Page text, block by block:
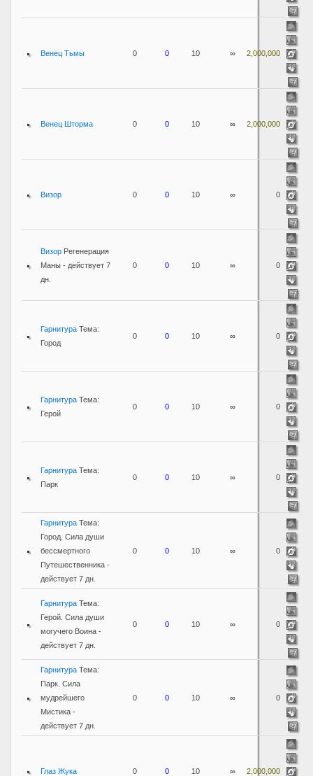
Венец Тьмы 0 0 10 ∞ 2,000,000
Венец Шторма 0 0 10 ∞ 2,000,000
Визор 0 0 10 ∞ 0
Визор Регенерация
Маны - действует 7
дн.
0 0 10 ∞ 0
Гарнитура Тема:
Город
0 0 10 ∞ 0
Гарнитура Тема:
Герой
0 0 10 ∞ 0
Гарнитура Тема:
Парк
0 0 10 ∞ 0
Гарнитура Тема:
Город. Сила души
бессмертного
Путешественника -
действует 7 дн.
0 0 10 ∞ 0
Гарнитура Тема:
Герой. Сила души
могучего Воина -
действует 7 дн.
0 0 10 ∞ 0
Гарнитура Тема:
Парк. Сила
мудрейшего
Мистика -
действует 7 дн.
0 0 10 ∞ 0
Глаз Жука 0 0 10 ∞ 2,000,000